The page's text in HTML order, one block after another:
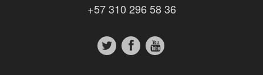
+57 310 296 58 36